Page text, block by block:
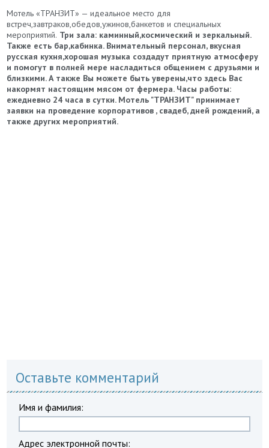
Мотель «ТРАНЗИТ» — идеальное место для
встреч,завтраков,обедов,ужинов,банкетов и специальных
мероприятий. Три зала: каминный,космический и зеркальный.
Также есть бар,кабинка. Внимательный персонал, вкусная
русская кухня,хорошая музыка создадут приятную атмосферу
и помогут в полней мере насладиться общением с друзьями и
близкими.А также Вы можете быть уверены,что здесь Вас
накормят настоящим мясом от фермера. Часы работы:
ежедневно 24 часа в сутки. Мотель "ТРАНЗИТ" принимает
заявки на проведение корпоративов , свадеб, дней рождений, а
также других мероприятий.
Оставьте комментарий
Имя и фамилия:
Адрес электронной почты: